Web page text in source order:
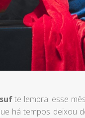
te lembra: esse
há tempos deixou